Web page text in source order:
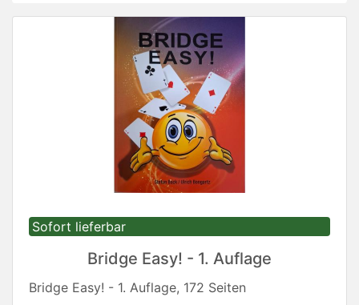
Sofort lieferbar
Bridge Easy! - 1. Auflage
Bridge Easy! - 1. Auflage, 172 Seiten